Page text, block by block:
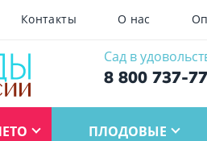
Контакты О нас
Сад в
8 800 737-
ПЛОДОВЫЕ